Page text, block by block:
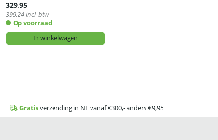
329,95
399,24incl. btw
Op voorraad
In winkelwagen
Gratisverzending in NL vanaf €300,- anders €9,95